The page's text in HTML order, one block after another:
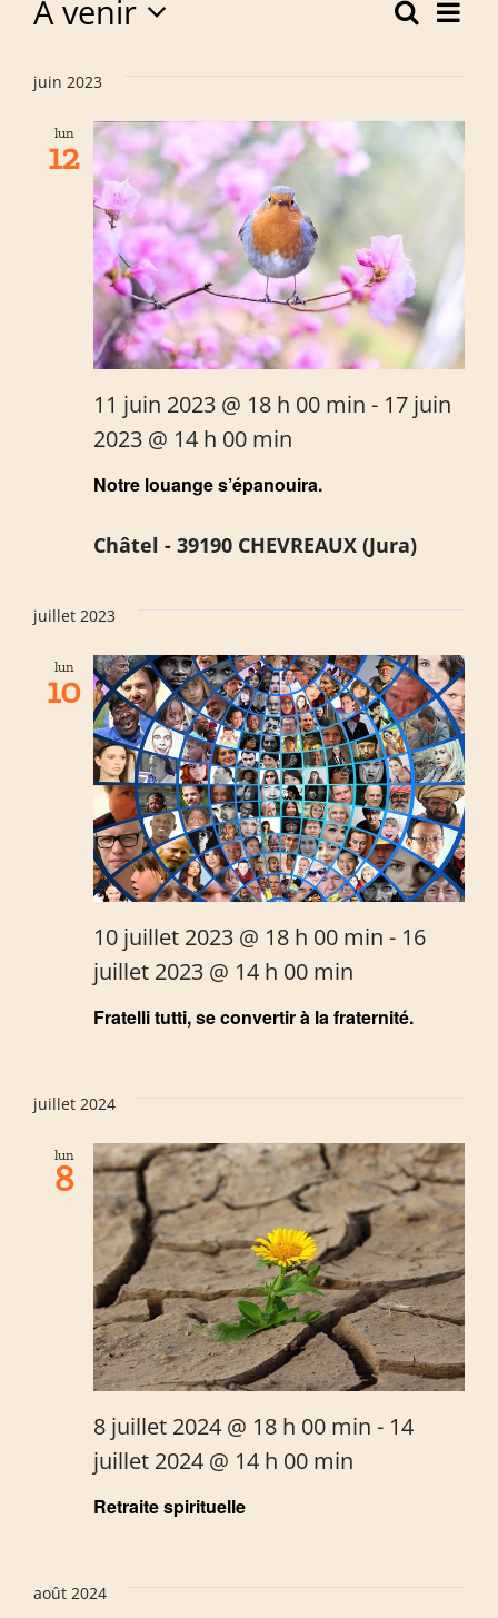
Évènements
vues
Liste
À venir
une
date.
juin 2023
lun
12
Notre louange s’épanouira.
11 juin 2023 @ 18 h 00 min - 17 juin
2023 @ 14 h 00 min
Châtel - 39190 CHEVREAUX (Jura)
juillet 2023
lun
10
Fratelli tutti, se convertir à la fraternité.
10 juillet 2023 @ 18 h 00 min - 16
juillet 2023 @ 14 h 00 min
juillet 2024
lun
8
Retraite spirituelle
8 juillet 2024 @ 18 h 00 min - 14
juillet 2024 @ 14 h 00 min
août 2024